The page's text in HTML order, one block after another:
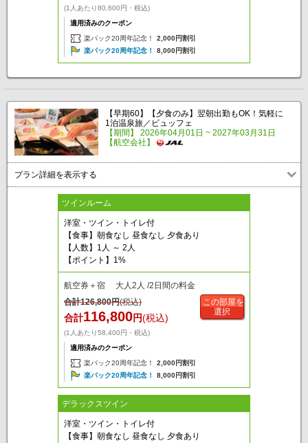
(1人あたり80,600円・税込)
適用済みのクーポン
楽パック20周年記念！
2,000円割引
楽パック20周年記念！
8,000円割引
【早期60】【夕食のみ】翌朝出勤もOK！気軽に
1泊温泉旅／ビュッフェ
【期間】 2026年04月01日 ~ 2027年03月31日
【航空会社】
プラン詳細を表示する
ツインルーム
洋室・ツイン・トイレ付
【食事】朝食なし 昼食なし 夕食あり
【人数】1人 ～ 2人
【ポイント】1%
航空券＋宿 大人2人 /2日間の料金
合計126,800円(税込)
合計116,800円(税込)
(1人あたり58,400円・税込)
適用済みのクーポン
楽パック20周年記念！
2,000円割引
楽パック20周年記念！
8,000円割引
この部屋を
選択
デラックスツイン
洋室・ツイン・トイレ付
【食事】朝食なし 昼食なし 夕食あり